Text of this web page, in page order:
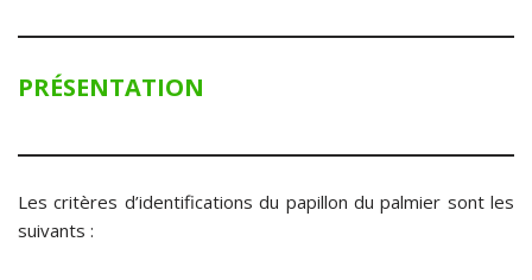
PRÉSENTATION
Les critères d’identifications du papillon du palmier sont les
suivants :